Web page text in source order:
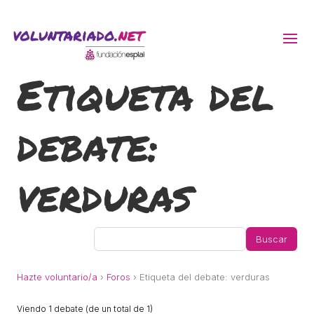
Etiqueta del
debate:
verduras
Hazte voluntario/a › Foros › Etiqueta del debate: verduras
Viendo 1 debate (de un total de 1)
FORMACIÓ
CASES DE COLÒNIES